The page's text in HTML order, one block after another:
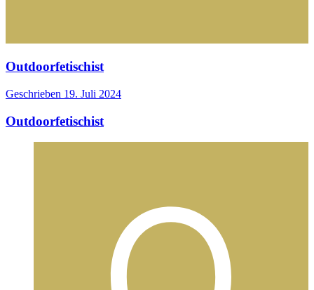
Outdoorfetischist
Geschrieben 19. Juli 2024
Outdoorfetischist